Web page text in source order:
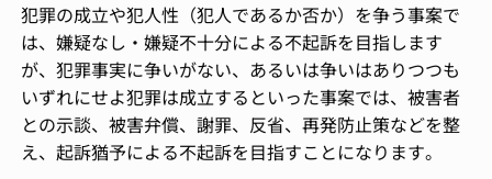
犯罪の成立や犯人性（犯人であるか否か）を争う事案で
は、嫌疑なし・嫌疑不十分による不起訴を目指します
が、犯罪事実に争いがない、あるいは争いはありつつも
いずれにせよ犯罪は成立するといった事案では、被害者
との示談、被害弁償、謝罪、反省、再発防止策などを整
え、起訴猶予による不起訴を目指すことになります。